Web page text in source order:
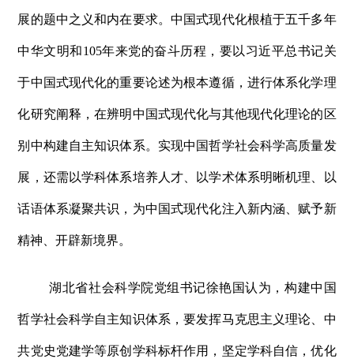
展的题中之义和内在要求。中国式现代化根植于五千多年
中华文明和105年来党的奋斗历程，要以习近平总书记关
于中国式现代化的重要论述为根本遵循，进行体系化学理
化研究阐释，在辨明中国式现代化与其他现代化理论的区
别中构建自主知识体系。实现中国哲学社会科学高质量发
展，还需以学科体系培养人才、以学术体系明晰机理、以
话语体系凝聚共识，为中国式现代化注入新内涵、赋予新
精神、开辟新境界。
湖北省社会科学院党组书记徐艳国认为，构建中国
哲学社会科学自主知识体系，要发挥马克思主义理论、中
共党史党建学等原创学科标杆作用，坚定学科自信，优化